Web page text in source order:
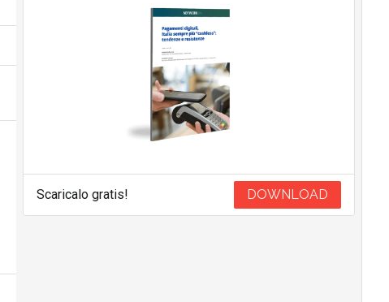
Scaricalo gratis! DOWNLOAD